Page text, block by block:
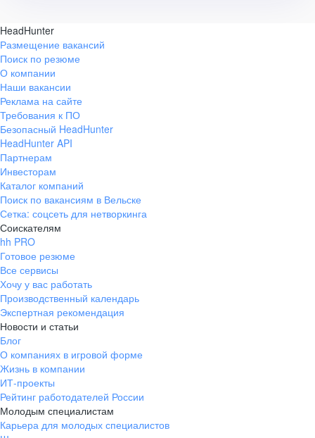
HeadHunter
Размещение вакансий
Поиск по резюме
О компании
Наши вакансии
Реклама на сайте
Требования к ПО
Безопасный HeadHunter
HeadHunter API
Партнерам
Инвесторам
Каталог компаний
Поиск по вакансиям в Вельске
Сетка: соцсеть для нетворкинга
Соискателям
hh PRO
Готовое резюме
Все сервисы
Хочу у вас работать
Производственный календарь
Экспертная рекомендация
Новости и статьи
Блог
О компаниях в игровой форме
Жизнь в компании
ИТ-проекты
Рейтинг работодателей России
Молодым специалистам
Карьера для молодых специалистов